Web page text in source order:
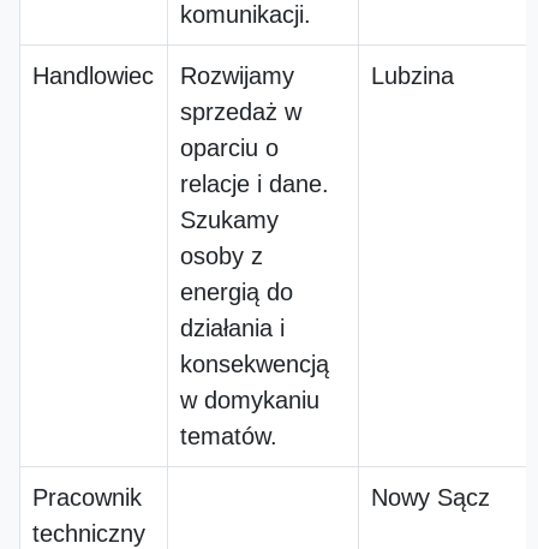
komunikacji.
Handlowiec
Rozwijamy
sprzedaż w
oparciu o
relacje i dane.
Szukamy
osoby z
energią do
działania i
konsekwencją
w domykaniu
tematów.
Lubzina
Pracownik
techniczny
Nowy Sącz